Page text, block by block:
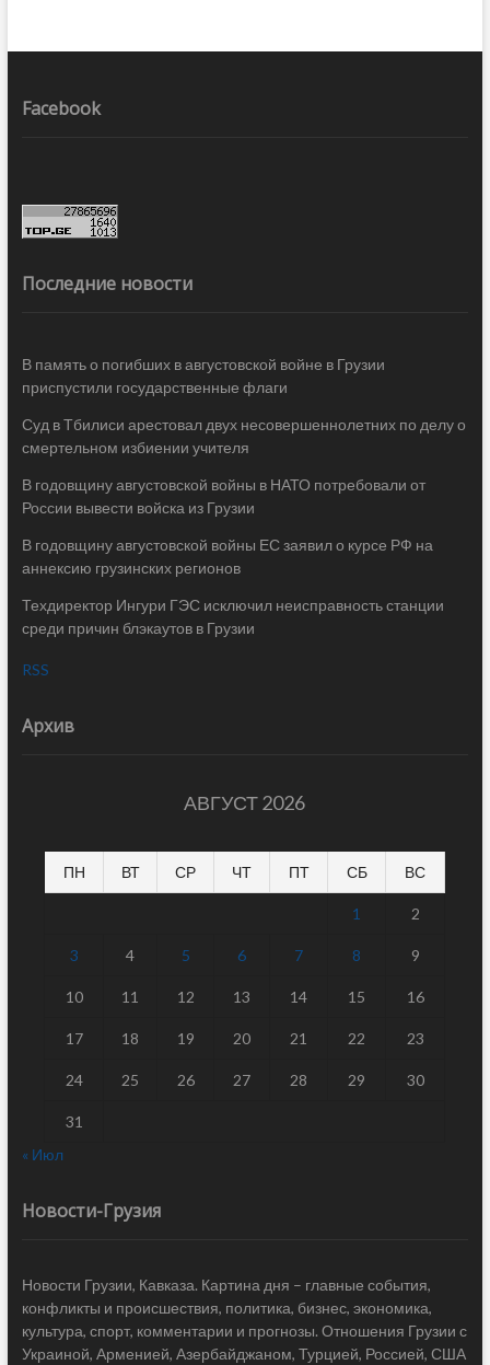
Facebook
Последние новости
В память о погибших в августовской войне в Грузии
приспустили государственные флаги
Суд в Тбилиси арестовал двух несовершеннолетних по делу о
смертельном избиении учителя
В годовщину августовской войны в НАТО потребовали от
России вывести войска из Грузии
В годовщину августовской войны ЕС заявил о курсе РФ на
аннексию грузинских регионов
Техдиректор Ингури ГЭС исключил неисправность станции
среди причин блэкаутов в Грузии
RSS
Архив
АВГУСТ 2026
ПН ВТ СР ЧТ ПТ СБ ВС
1 2
3 4 5 6 7 8 9
10 11 12 13 14 15 16
17 18 19 20 21 22 23
24 25 26 27 28 29 30
31
« Июл
Новости-Грузия
Новости Грузии, Кавказа. Картина дня – главные события,
конфликты и происшествия, политика, бизнес, экономика,
культура, спорт, комментарии и прогнозы. Отношения Грузии с
Украиной, Арменией, Азербайджаном, Турцией, Россией, США